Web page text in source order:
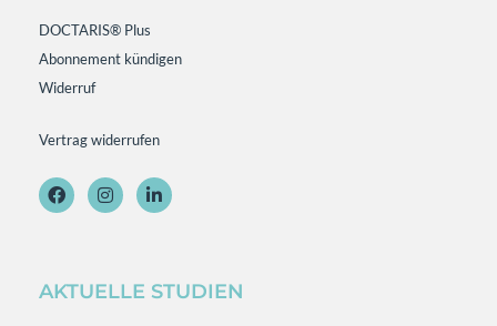
DOCTARIS® Plus
Abonnement kündigen
Widerruf
Vertrag widerrufen
AKTUELLE STUDIEN